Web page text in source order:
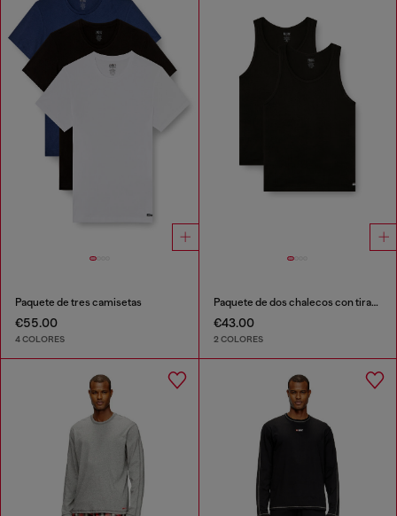
Paquete de tres camisetas
€55.00
4 COLORES
Paquete de dos chalecos con tirantes de algodón
€43.00
2 COLORES